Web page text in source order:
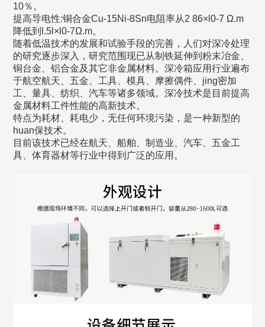
10％。
提高导电性:铜合金Cu-15Ni-8Sn电阻率从2 86×l0-7 Ω.m
降低到l.5l×l0-7Ω.m。
随着低温技术的发展和试验手段的完善，人们对深冷处理
的研究逐步深入，研究范围现已从制铁延伸到粉末冶金、
铜台金、铝合金及其它非金属材料。深冷箱应用行业遍布
于航空航天、五金、工具、模具、摩擦偶件、jing密加
工、量具、纺织、汽车等诸多领域。深冷技术是目前提高
金属材料工件性能的高新技术。
特点为耗材、耗电少，无任何环境污染，是一种新型的
huan保技术。
目前该技术已经在航天、船舶、制造业、汽车、五金工
具、体育器材等行业中得到广泛的应用。